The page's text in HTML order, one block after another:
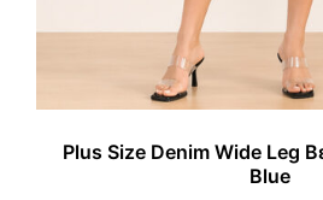
Plus Size Denim Wide Leg
Blue